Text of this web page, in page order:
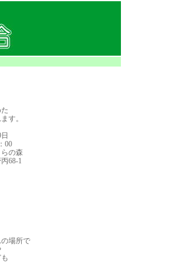
す。
の森
1
の場所で